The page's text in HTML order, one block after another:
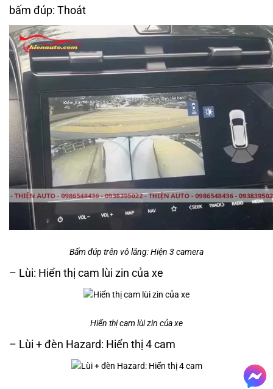
bấm đúp: Thoát
Bấm đúp trên vô lăng: Hiện 3 camera
– Lùi: Hiển thị cam lùi zin của xe
Hiển thị cam lùi zin của xe
– Lùi + đèn Hazard: Hiển thị 4 cam